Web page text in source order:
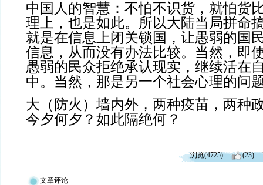
中国人的智慧：不怕不识货，就怕货
理上，也是如此。所以大陆当局拼命
就是在信息上闭关锁国，让愚弱的国
信息，从而没有办法比较。当然，即
愚弱的民众拒绝承认现实，继续活在
中。当然，那是另一个社会心理的问
大（防火）墙内外，两种疫苗，两种
今夕何夕？如此隔绝何？
浏览(4725) (23)
文章评论